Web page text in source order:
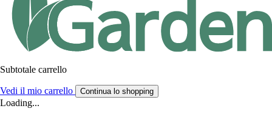
Subtotale carrello
Vedi il mio carrello Continua lo shopping
Loading...